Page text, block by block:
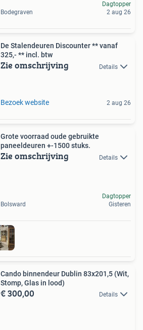
Bodegraven
Dagtopper
2 aug 26
De Stalendeuren Discounter ** vanaf
325,- ** incl. btw
Zie omschrijving Details
Bezoek website 2 aug 26
Grote voorraad oude gebruikte
paneeldeuren +-1500 stuks.
Zie omschrijving Details
Bolsward
Dagtopper
Gisteren
Cando binnendeur Dublin 83x201,5 (Wit,
Stomp, Glas in lood)
€ 300,00 Details